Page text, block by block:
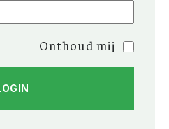
Onthoud mij